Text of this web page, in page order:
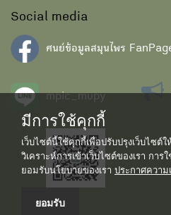
Social media
ศนย์ข้อมูลสมุนไพร
mpic_mupy
มีการใช้คุกกี้
เว็บไซต์นี้ใช้คุกกี้เพื่อปรับปรุงเว็บไซต์
วิเคราะห์การเข้าเว็บไซต์ของเรา กา
ยอมรับนโยบายของเรา ประกาศความ
ยอมรับ